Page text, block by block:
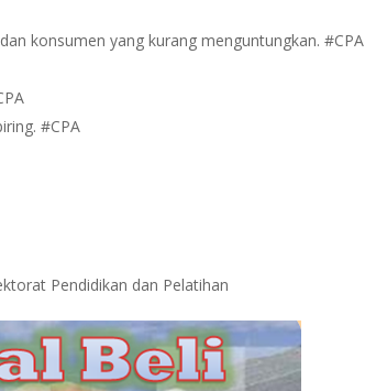
konsumen yang kurang menguntungkan. #CPA
#CPA
Pendidikan dan Pelatihan